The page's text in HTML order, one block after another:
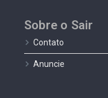
Sobre o Sair
Contato
Anuncie